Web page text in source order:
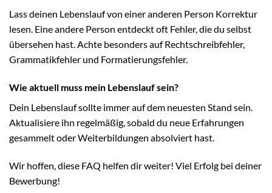
Lass deinen Lebenslauf von einer anderen Person Korrektur
lesen. Eine andere Person entdeckt oft Fehler, die du selbst
übersehen hast. Achte besonders auf Rechtschreibfehler,
Grammatikfehler und Formatierungsfehler.
Wie aktuell muss mein Lebenslauf sein?
Dein Lebenslauf sollte immer auf dem neuesten Stand sein.
Aktualisiere ihn regelmäßig, sobald du neue Erfahrungen
gesammelt oder Weiterbildungen absolviert hast.
Wir hoffen, diese FAQ helfen dir weiter! Viel Erfolg bei deiner
Bewerbung!